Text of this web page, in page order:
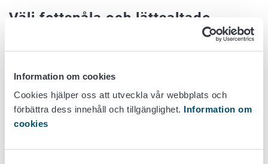
Information om cookies
Cookies hjälper oss att utveckla vår webbplats och
förbättra dess innehåll och tillgänglighet. Information om
cookies
Välj fettsnåla och lättsaltade
upptas av kroppen. Kött är också en viktig källa till
selen. Rött kött (nöt-, får- och svinkött) borde helst väljas
så att det är så fettsnålt som möjligt.
Köttprodukter (såsom olika charkvaror, korvar och bacon)